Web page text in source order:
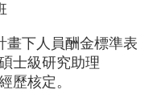
畫下人員酬金標準表
士級研究助理
歷核定。